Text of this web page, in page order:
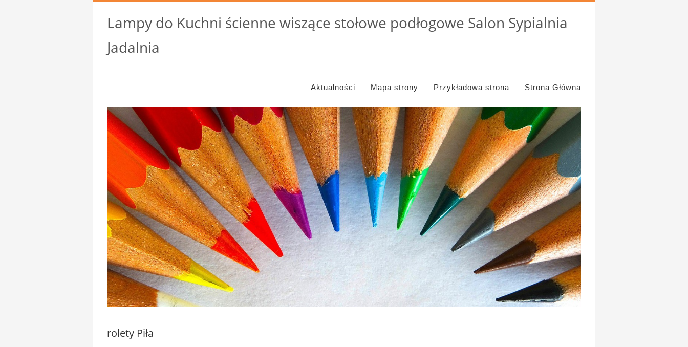
Lampy do Kuchni ścienne wiszące stołowe podłogowe Salon Sypialnia
Jadalnia
Aktualności Mapa strony Przykładowa strona Strona Główna
rolety Piła